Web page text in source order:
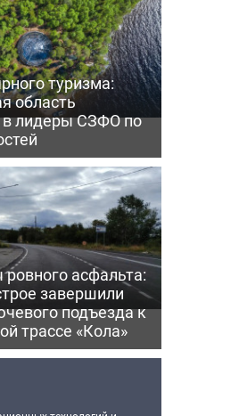
туризма:
область
лидеры СЗФО по
асфальта:
завершили
подъезда к
трассе «Кола»